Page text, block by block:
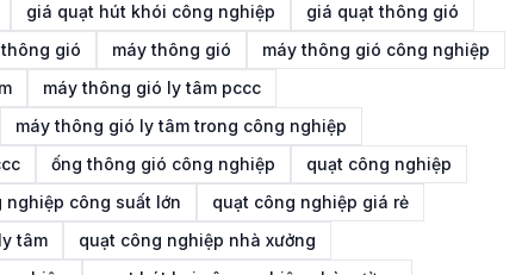
giá quạt hút khói công nghiệp
giá quạt thông gió
gió máy thông gió
máy thông gió công nghiệp
máy thông gió ly tâm pccc
máy thông gió ly tâm trong công nghiệp
ống thông gió công nghiệp
quạt công nghiệp
nghiệp công suất lớn
quạt công nghiệp giá rẻ
tâm
quạt công nghiệp nhà xưởng